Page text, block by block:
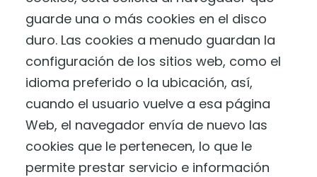
guarde una o más cookies en el disco
duro. Las cookies a menudo guardan la
configuración de los sitios web, como el
idioma preferido o la ubicación, así,
cuando el usuario vuelve a esa página
Web, el navegador envía de nuevo las
cookies que le pertenecen, lo que le
permite prestar servicio e información